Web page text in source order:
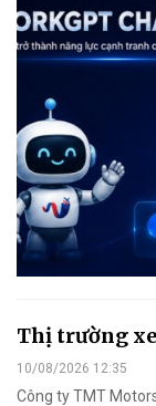
Thị trường
10/08/2026 12:35
Công ty TMT